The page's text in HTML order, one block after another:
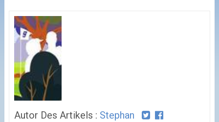
Autor Des Artikels : Stephan